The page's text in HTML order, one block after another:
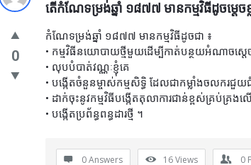
តើកំណែទម្រង់ឆ្នាំ ១៨៧៧ មានកម្មវិធីដូចម្តេចខ្
0
កំណែទម្រង់ឆ្នាំ ១៨៧៧ មានកម្មវិធីដូចជា ៖
• កម្មវិធីនយោបាយថ្មីមួយដើម្បីកាត់បន្ថយអំណាចស្តេ
• លុបបំបាត់វណ្ណៈខ្ញុំគេ
• បង្កើតចំនួនម្ចាស់កម្មសិទ្ធិ ដែលជាកម្លាំងចលករ
• ដាក់ចុះនូវកម្មវិធីបង្កើតតុលាការជាន់ខ្ពស់គ្រប់គ្រង
• បង្កើតប្រព័ន្ធពន្ធដារថ្មី ។
0 Answers 16Views 0